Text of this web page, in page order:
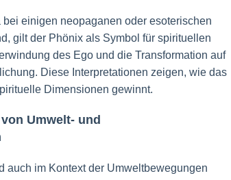
bei einigen neopaganen oder esoterischen
gilt der Phönix als Symbol für spirituellen
des Ego und die Transformation auf
Diese Interpretationen zeigen, wie das
Dimensionen gewinnt.
Umwelt- und
auch im Kontext der Umweltbewegungen